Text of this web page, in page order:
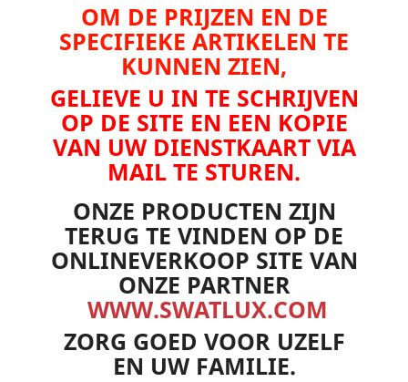
OM DE PRIJZEN EN DE
SPECIFIEKE ARTIKELEN TE
KUNNEN ZIEN,
GELIEVE U IN TE SCHRIJVEN
OP DE SITE EN EEN KOPIE
VAN UW DIENSTKAART VIA
MAIL TE STUREN.
ONZE PRODUCTEN ZIJN
TERUG TE VINDEN OP DE
ONLINEVERKOOP SITE VAN
ONZE PARTNER
WWW.SWATLUX.COM
ZORG GOED VOOR UZELF
EN UW FAMILIE.